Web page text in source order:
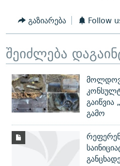
გაზიარება Follow
შეიძლება
გამო